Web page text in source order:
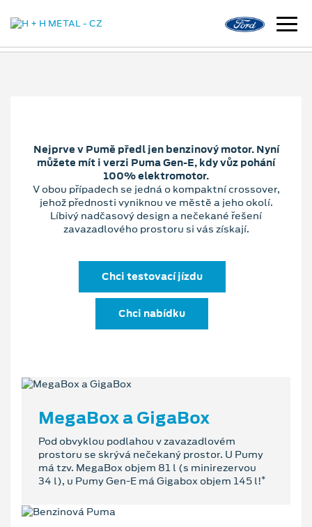
Nejprve v Pumě předl jen benzinový motor. Nyní
můžete mít i verzi Puma Gen-E, kdy vůz pohání
100% elektromotor.
V obou případech se jedná o kompaktní crossover,
jehož přednosti vyniknou ve městě a jeho okolí.
Líbivý nadčasový design a nečekané řešení
zavazadlového prostoru si vás získají.
Chci testovací jízdu
Chci nabídku
MegaBox a GigaBox
Pod obvyklou podlahou v zavazadlovém
prostoru se skrývá nečekaný prostor. U Pumy
má tzv. MegaBox objem 81 l (s minirezervou
34 l), u Pumy Gen-E má Gigabox objem 145 l!*